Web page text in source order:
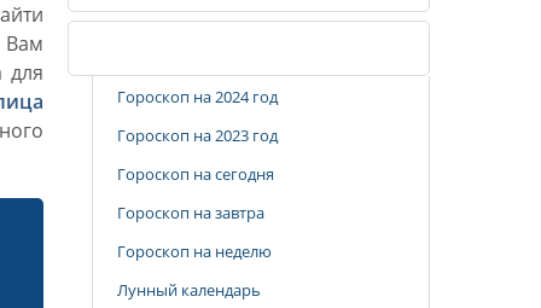
Вам
для
Гороскоп на 2024 год
Гороскоп на 2023 год
Гороскоп на сегодня
Гороскоп на завтра
Гороскоп на неделю
Лунный календарь